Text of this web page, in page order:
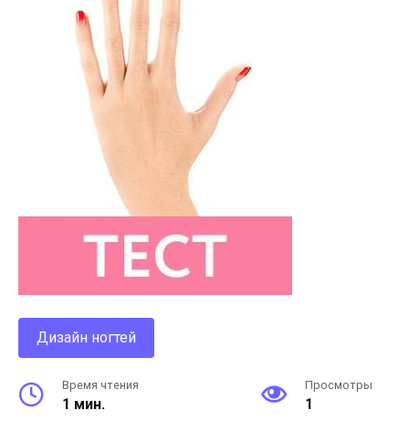
Дизайн ногтей
Время чтения
1 мин.
Просмотры
1